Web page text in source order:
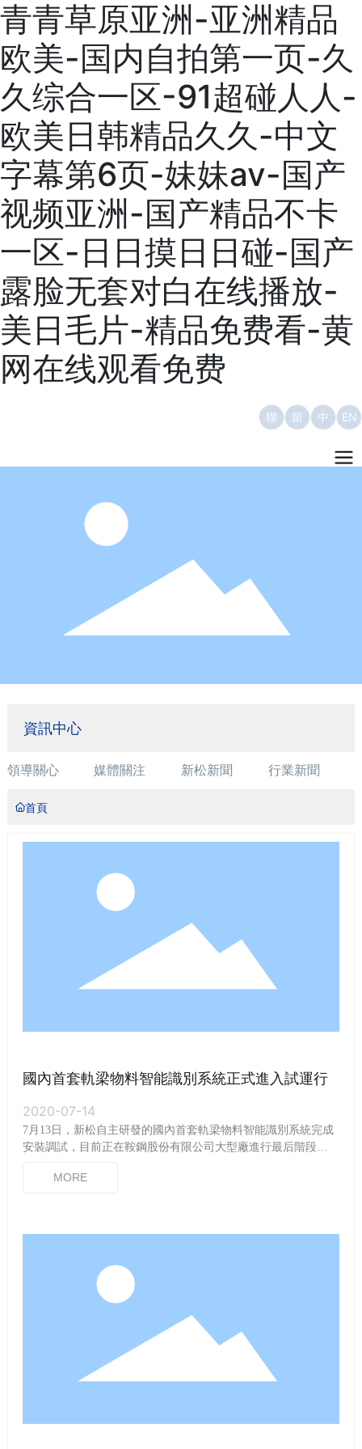
青青草原亚洲-亚洲精品
欧美-国内自拍第一页-久
久综合一区-91超碰人人-
欧美日韩精品久久-中文
字幕第6页-妹妹av-国产
视频亚洲-国产精品不卡
一区-日日摸日日碰-国产
露脸无套对白在线播放-
美日毛片-精品免费看-黄
网在线观看免费
聯 留 中 EN
資訊中心
領導關心 媒體關注 新松新聞 行業新聞
首頁
國內首套軌梁物料智能識別系統正式進入試運行
2020-07-14
7月13日，新松自主研發的國內首套軌梁物料智能識別系統完成
安裝調試，目前正在鞍鋼股份有限公司大型廠進行最后階段的
MORE